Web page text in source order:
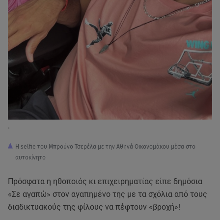
.
Η selfie του Μπρούνο Τσερέλα με την Αθηνά Οικονομάκου μέσα στο
αυτοκίνητο
Πρόσφατα η ηθοποιός κι επιχειρηματίας είπε δημόσια
«Σε αγαπώ» στον αγαπημένο της με τα σχόλια από τους
διαδικτυακούς της φίλους να πέφτουν «βροχή»!